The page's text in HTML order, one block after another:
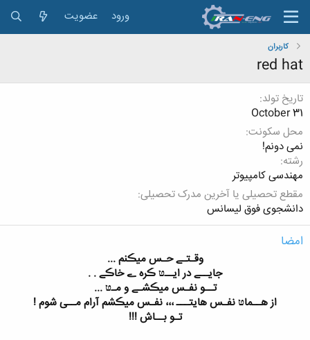
ورود عضویت
کاربران
red hat
تاریخ تولد
October 31
محل سکونت
نمی دونم!
رشته
مهندسی کامپیوتر
مقطع تحصیلی یا آخرین مدرک تحصیلی
دانشجوی فوق لیسانس
امضا
وقـتـے حـس میڪنم ...
جایــے در ایــטּ ڪره ے خاڪے . .
تــو نفـس میڪشـے و مـטּ ...
از هــماטּ نفـس هایتـــ ،،، نفـس میڪشم آرام مــی شوم !
تـو بــاش !!!